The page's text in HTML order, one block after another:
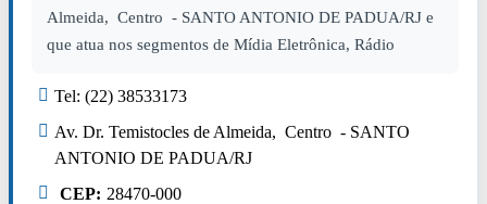
Almeida, Centro - SANTO ANTONIO DE PADUA/RJ e
que atua nos segmentos de Mídia Eletrônica, Rádio
Tel: (22) 38533173
Av. Dr. Temistocles de Almeida, Centro - SANTO
ANTONIO DE PADUA/RJ
CEP: 28470-000